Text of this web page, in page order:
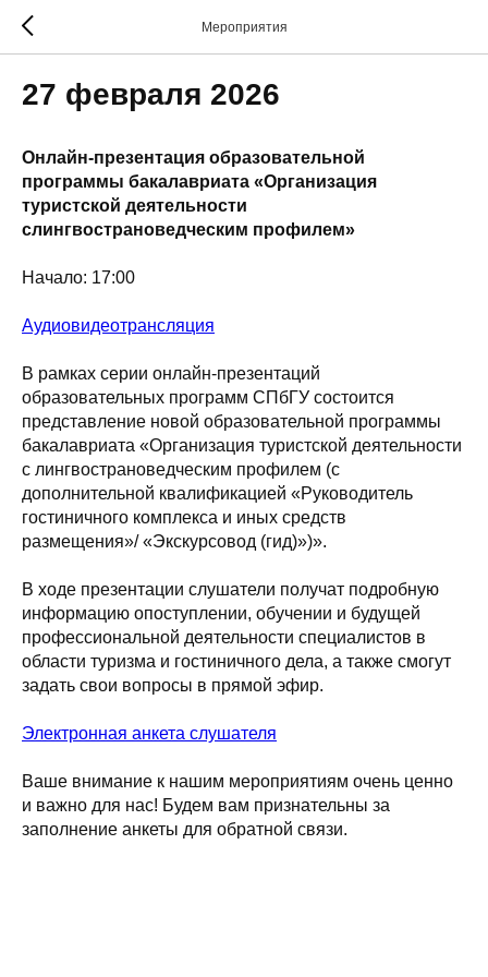
Мероприятия
27 февраля 2026
Онлайн-презентация образовательной
программы бакалавриата «Организация
туристской деятельности
слингвострановедческим профилем»
Начало: 17:00
Аудиовидеотрансляция
В рамках серии онлайн-презентаций
образовательных программ СПбГУ состоится
представление новой образовательной программы
бакалавриата «Организация туристской деятельности
с лингвострановедческим профилем (с
дополнительной квалификацией «Руководитель
гостиничного комплекса и иных средств
размещения»/ «Экскурсовод (гид)»)».
В ходе презентации слушатели получат подробную
информацию опоступлении, обучении и будущей
профессиональной деятельности специалистов в
области туризма и гостиничного дела, а также смогут
задать свои вопросы в прямой эфир.
Электронная анкета слушателя
Ваше внимание к нашим мероприятиям очень ценно
и важно для нас! Будем вам признательны за
заполнение анкеты для обратной связи.